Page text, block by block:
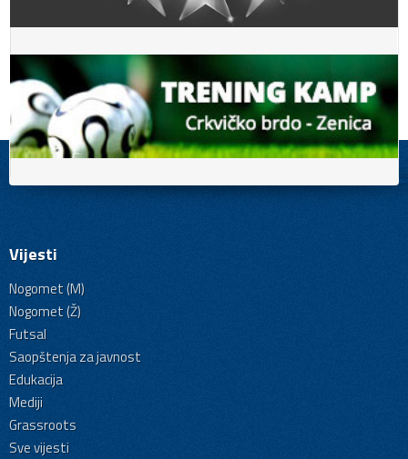
Vijesti
Nogomet (M)
Nogomet (Ž)
Futsal
Saopštenja za javnost
Edukacija
Mediji
Grassroots
Sve vijesti